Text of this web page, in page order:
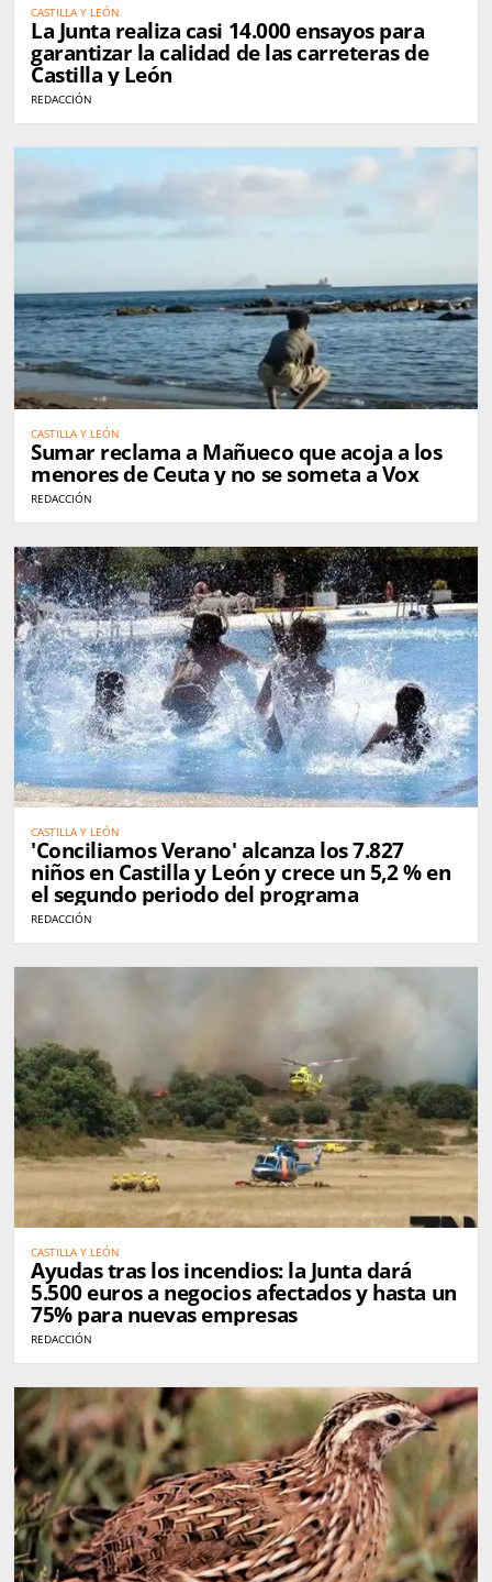
CASTILLA Y LEÓN
La Junta realiza casi 14.000 ensayos para
garantizar la calidad de las carreteras de
Castilla y León
REDACCIÓN
CASTILLA Y LEÓN
Sumar reclama a Mañueco que acoja a los
menores de Ceuta y no se someta a Vox
REDACCIÓN
CASTILLA Y LEÓN
'Conciliamos Verano' alcanza los 7.827
niños en Castilla y León y crece un 5,2 % en
el segundo periodo del programa
REDACCIÓN
CASTILLA Y LEÓN
Ayudas tras los incendios: la Junta dará
5.500 euros a negocios afectados y hasta un
75% para nuevas empresas
REDACCIÓN